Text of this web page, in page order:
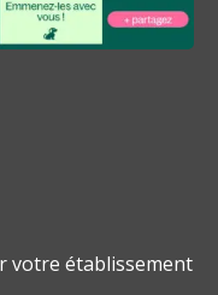
votre établissement